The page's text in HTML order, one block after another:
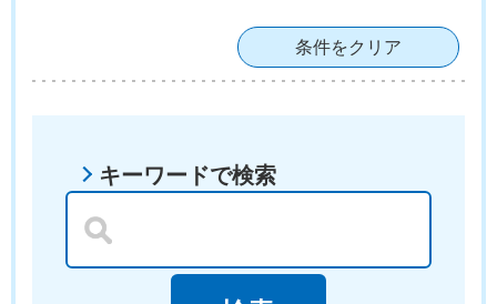
条件をクリア
キーワードで検索